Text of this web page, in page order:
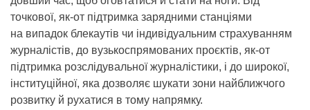
точкової, як-от підтримка зарядними станціями
на випадок блекаутів чи індивідуальним страхуванням
журналістів, до вузькоспрямованих проєктів, як-от
підтримка розслідувальної журналістики, і до широкої,
інституційної, яка дозволяє шукати зони найближчого
розвитку й рухатися в тому напрямку.